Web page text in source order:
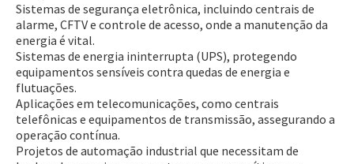
Sistemas de segurança eletrônica, incluindo centrais de
alarme, CFTV e controle de acesso, onde a manutenção da
energia é vital.
Sistemas de energia ininterrupta (UPS), protegendo
equipamentos sensíveis contra quedas de energia e
flutuações.
Aplicações em telecomunicações, como centrais
telefônicas e equipamentos de transmissão, assegurando a
operação contínua.
Projetos de automação industrial que necessitam de